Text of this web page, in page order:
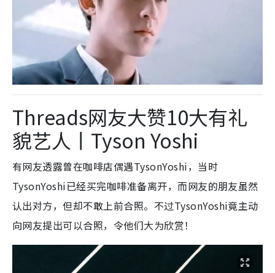
Threads网友大赞10大有礼
貌艺人丨Tyson Yoshi
有网友透露曾在咖啡店偶遇TysonYoshi，当时
TysonYoshi已经买完咖啡准备离开，而网友的朋友虽然
认出对方，但却不敢上前合照。不过TysonYoshi竟主动
向网友提出可以合照，令他们大为欣赏！